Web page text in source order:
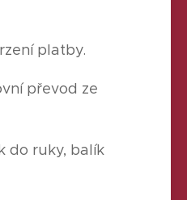
platby.
převod ze
do ruky, balík